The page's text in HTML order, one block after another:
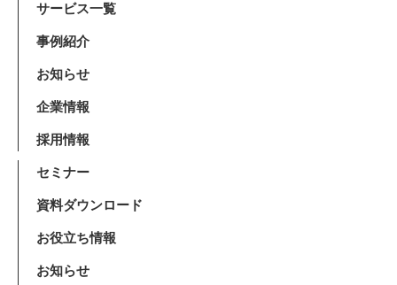
サービス一覧
事例紹介
お知らせ
企業情報
採用情報
セミナー
資料ダウンロード
お役立ち情報
お知らせ